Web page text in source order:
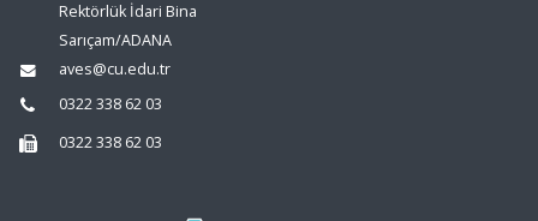
Rektörlük İdari Bina
Sarıçam/ADANA
aves@cu.edu.tr
0322 338 62 03
0322 338 62 03